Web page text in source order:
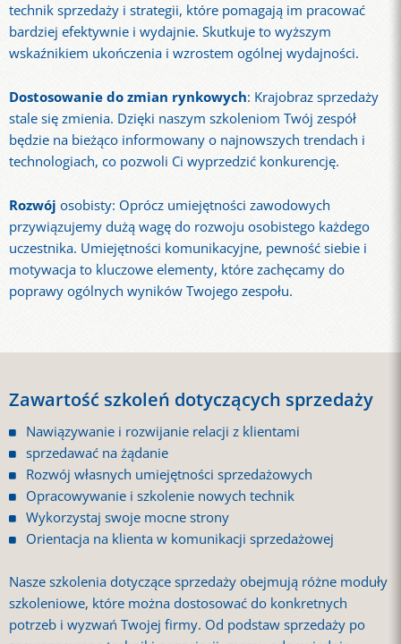
technik sprzedaży i strategii, które pomagają im pracować
bardziej efektywnie i wydajnie. Skutkuje to wyższym
wskaźnikiem ukończenia i wzrostem ogólnej wydajności.
Dostosowanie do zmian rynkowych: Krajobraz sprzedaży
stale się zmienia. Dzięki naszym szkoleniom Twój zespół
będzie na bieżąco informowany o najnowszych trendach i
technologiach, co pozwoli Ci wyprzedzić konkurencję.
Rozwój osobisty: Oprócz umiejętności zawodowych
przywiązujemy dużą wagę do rozwoju osobistego każdego
uczestnika. Umiejętności komunikacyjne, pewność siebie i
motywacja to kluczowe elementy, które zachęcamy do
poprawy ogólnych wyników Twojego zespołu.
Zawartość szkoleń dotyczących sprzedaży
Nawiązywanie i rozwijanie relacji z klientami
sprzedawać na żądanie
Rozwój własnych umiejętności sprzedażowych
Opracowywanie i szkolenie nowych technik
Wykorzystaj swoje mocne strony
Orientacja na klienta w komunikacji sprzedażowej
Nasze szkolenia dotyczące sprzedaży obejmują różne moduły
szkoleniowe, które można dostosować do konkretnych
potrzeb i wyzwań Twojej firmy. Od podstaw sprzedaży po